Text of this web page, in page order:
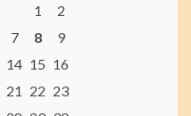
1
2
7 8
9
14 15 16
21 22 23